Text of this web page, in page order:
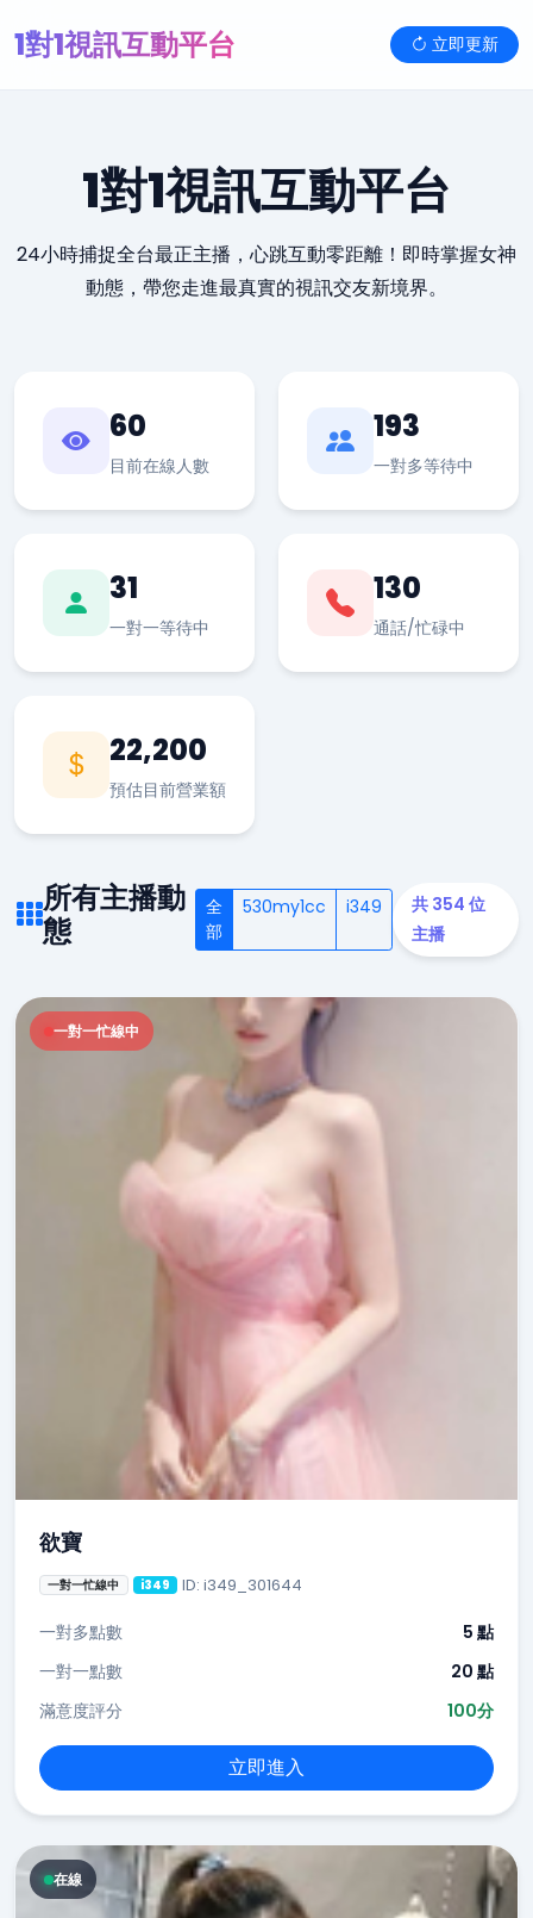
1對1視訊互動平台 立即更新
1對1視訊互動平台
24小時捕捉全台最正主播，心跳互動零距離！即時掌握女神
動態，帶您走進最真實的視訊交友新境界。
60
目前在線人數
193
一對多等待中
31
一對一等待中
130
通話/忙碌中
22,200
預估目前營業額
所有主播動
態
全
部
530my1cc i349
共 354 位
主播
一對一忙線中
欲寶
一對一忙線中 i349 ID: i349_301644
一對多點數
5 點
一對一點數
20 點
滿意度評分
100分
立即進入
在線